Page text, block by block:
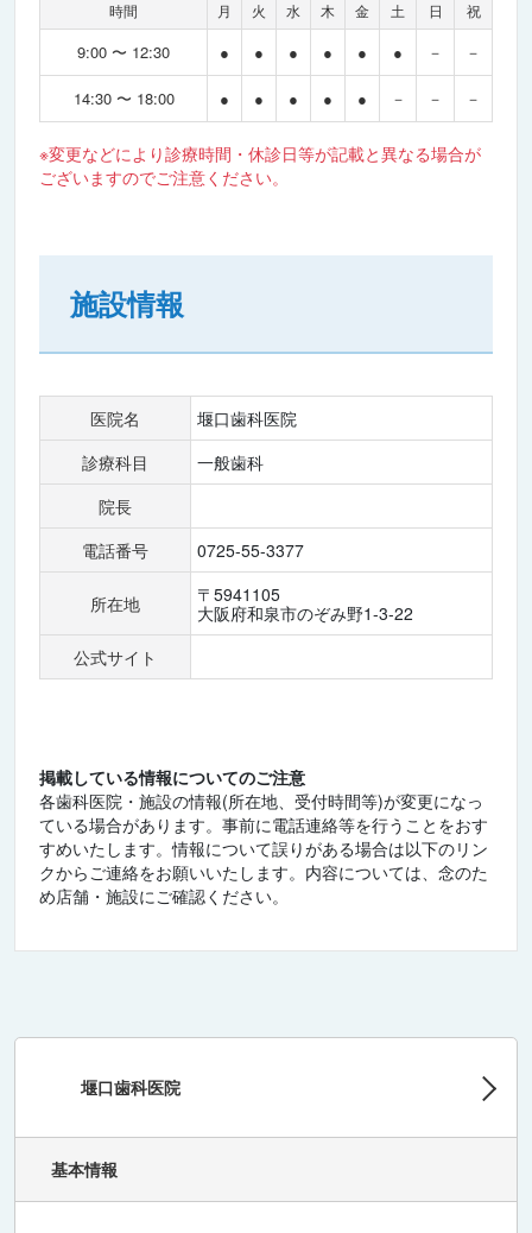
時間 月 火 水 木 金 土 日 祝
9:00 〜 12:30 ● ● ● ● ● ● － －
14:30 〜 18:00 ● ● ● ● ● － － －
※変更などにより診療時間・休診日等が記載と異なる場合が
ございますのでご注意ください。
施設情報
医院名
堰口歯科医院
診療科目
一般歯科
院長
電話番号
0725-55-3377
所在地
〒5941105
大阪府和泉市のぞみ野1-3-22
公式サイト
掲載している情報についてのご注意
各歯科医院・施設の情報(所在地、受付時間等)が変更になっ
ている場合があります。事前に電話連絡等を行うことをおす
すめいたします。情報について誤りがある場合は以下のリン
クからご連絡をお願いいたします。内容については、念のた
め店舗・施設にご確認ください。
堰口歯科医院
基本情報